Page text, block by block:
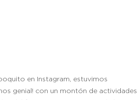
en Instagram, estuvimos
genial! con un montón de actividades